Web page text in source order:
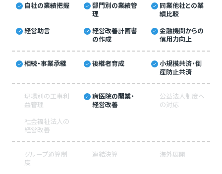
自社の業績把握
部門別の業績管
理
同業他社との業
績比較
経営助言
経営改善計画書
の作成
金融機関からの
信用力向上
相続・事業承継 後継者育成
小規模共済・倒
産防止共済
現場別の工事利
益管理
病医院の開業・
経営改善
公益法人制度へ
の対応
社会福祉法人の
経営改善
グループ通算制
度
連結決算 海外展開